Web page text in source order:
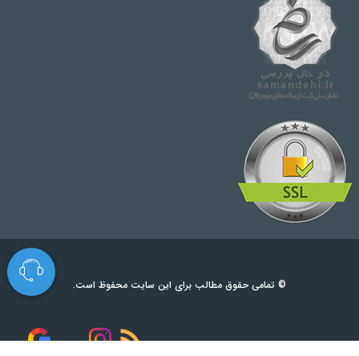
© تمامی حقوق مطالب برای این سایت محفوظ است.